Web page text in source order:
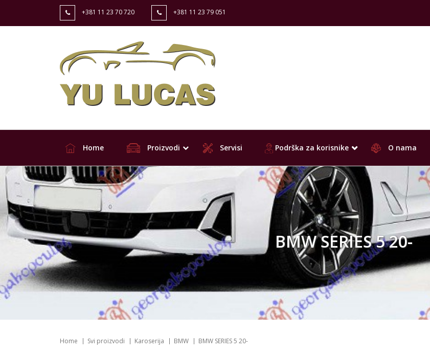
+381 11 23 70 720 +381 11 23 79 051
Home Proizvodi Servisi Podrška za korisnike O nama
BMW SERIES 5 20-
Home Svi proizvodi Karoserija BMW BMW SERIES 5 20-